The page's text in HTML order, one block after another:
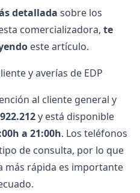
detallada sobre los
comercializadora, te
este artículo.
y averías de EDP
al cliente general y
y está disponible
a 21:00h. Los teléfonos
de consulta, por lo que
más rápida es importante